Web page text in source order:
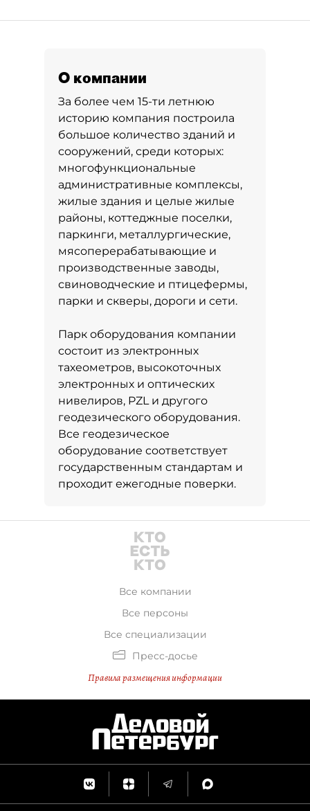
О компании
За более чем 15-ти летнюю
историю компания построила
большое количество зданий и
сооружений, среди которых:
многофункциональные
административные комплексы,
жилые здания и целые жилые
районы, коттеджные поселки,
паркинги, металлургические,
мясоперерабатывающие и
производственные заводы,
свиноводческие и птицефермы,
парки и скверы, дороги и сети.
Парк оборудования компании
состоит из электронных
тахеометров, высокоточных
электронных и оптических
нивелиров, PZL и другого
геодезического оборудования.
Все геодезическое
оборудование соответствует
государственным стандартам и
проходит ежегодные поверки.
Все компании
Все персоны
Все специализации
Пресс-досье
Правила размещения информации